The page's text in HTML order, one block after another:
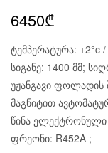
6450₾
ტემპერატურა: +2°c /
სიგანე: 1400 მმ;
უჟანგავი ფოლადის
მაგნიტით
წინა ელექტრონული
ფრეონი: R452A ;